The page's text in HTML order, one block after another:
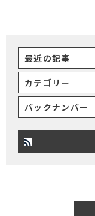
最近の記事
カテゴリー
バックナンバー